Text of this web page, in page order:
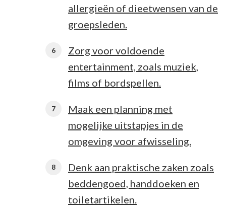
allergieën of dieetwensen van de
groepsleden.
Zorg voor voldoende
entertainment, zoals muziek,
films of bordspellen.
Maak een planning met
mogelijke uitstapjes in de
omgeving voor afwisseling.
Denk aan praktische zaken zoals
beddengoed, handdoeken en
toiletartikelen.